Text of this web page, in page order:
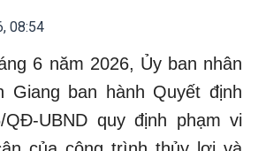
08:54
6 năm 2026, Ủy ban nhân
Giang ban hành Quyết định
QĐ-UBND quy định phạm vi